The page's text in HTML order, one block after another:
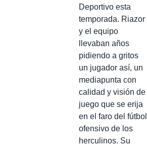
Deportivo esta
temporada. Riazor
y el equipo
llevaban años
pidiendo a gritos
un jugador así, un
mediapunta con
calidad y visión de
juego que se erija
en el faro del fútbol
ofensivo de los
herculinos. Su